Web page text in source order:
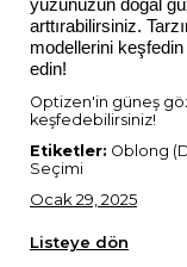
yüzünüzün doğal
arttırabilirsiniz.
modellerini
edin!
Optizen'in güneş
keşfedebilirsiniz!
Etiketler: Oblong
Seçimi
Ocak 29, 2025
Listeye dön